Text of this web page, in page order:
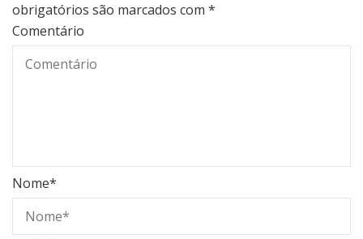
obrigatórios são marcados com *
Comentário
Nome*